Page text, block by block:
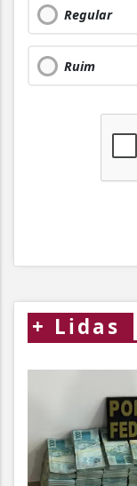
Regular
Ruim
+ Lidas